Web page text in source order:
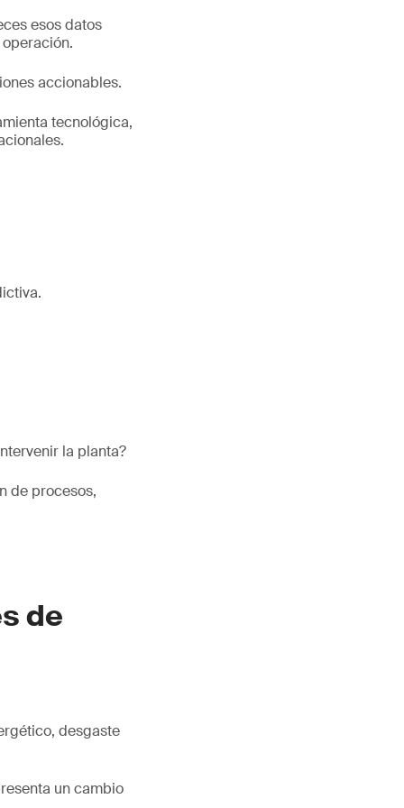
esos datos
accionables.
tecnológica,
la planta?
de procesos,
de
desgaste
un cambio